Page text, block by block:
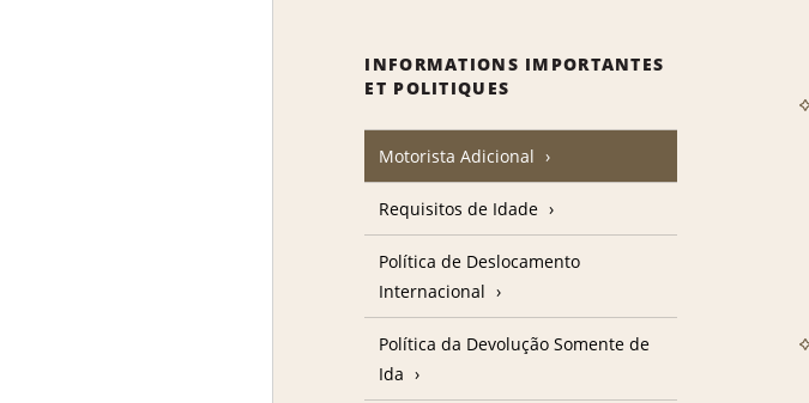
INFORMATIONS IMPORTANTES
ET POLITIQUES
Motorista Adicional
Requisitos de Idade
Política de Deslocamento
Internacional
Política da Devolução Somente de
Ida